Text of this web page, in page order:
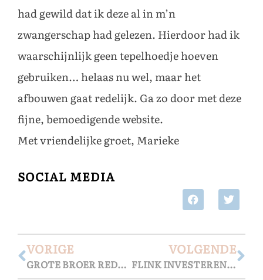
had gewild dat ik deze al in m’n
zwangerschap had gelezen. Hierdoor had ik
waarschijnlijk geen tepelhoedje hoeven
gebruiken… helaas nu wel, maar het
afbouwen gaat redelijk. Ga zo door met deze
fijne, bemoedigende website.
Met vriendelijke groet, Marieke
SOCIAL MEDIA
VORIGE
GROTE BROER REDDER IN NOOD
VOLGENDE
FLINK INVESTEREN, DEEL 1